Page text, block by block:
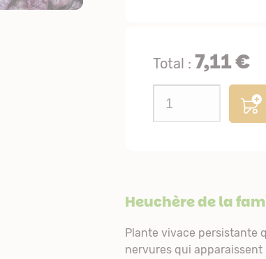
Total : 7,11 €
Heuchère de la
Plante vivace persistante
nervures qui